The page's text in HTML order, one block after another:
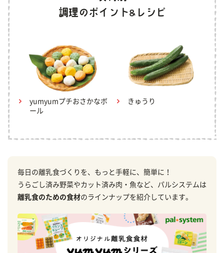
yumyumプチおさかなボ
ール
きゅうり
毎日の離乳食づくりを、もっと手軽に、簡単に！
うらごし済み野菜やカット済み肉・魚など、パルシステムは
離乳食のための食材のラインナップを紹介しています。